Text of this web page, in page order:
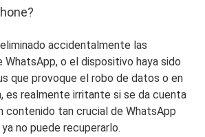
accidentalmente las
WhatsApp, o el dispositivo haya sido
que provoque el robo de datos o en
es realmente irritante si se da cuenta
contenido tan crucial de WhatsApp
no puede recuperarlo.